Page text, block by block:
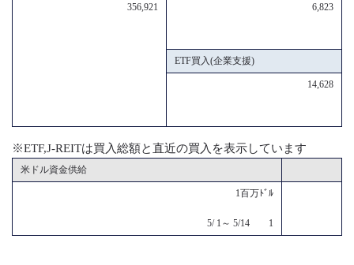
356,921 6,823
ETF買入(企業支援)
14,628
※ETF,J-REITは買入総額と直近の買入を表示しています
米ドル資金供給
1百万ﾄﾞﾙ
5/ 1～ 5/14 1